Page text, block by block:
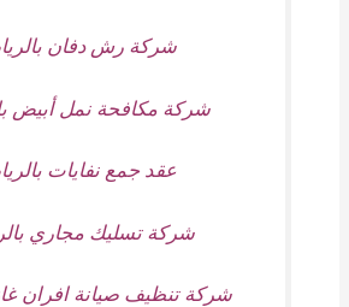
شركة رش دفان
شركة مكافحة نمل أبيض
عقد جمع نفايات
شركة تسليك مجاري
شركة تنظيف صيانة افران